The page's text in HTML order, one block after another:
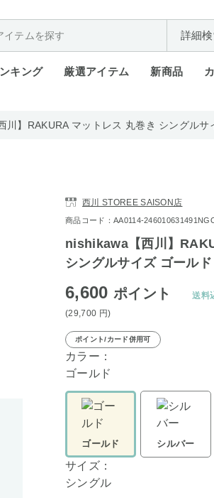
詳細
キング 厳選アイテム 新商品
川】RAKURA マットレス 丸巻き シングルサ
西川 STOREE SAISON店
商品コード：AA0114-
nishikawa【西川】
シングルサイズ ゴールド
6,600 ポイント
(29,700 円)
送料
ポイント/カード併用可
カラー：
ゴールド
ゴールド シルバー
サイズ：
シングル